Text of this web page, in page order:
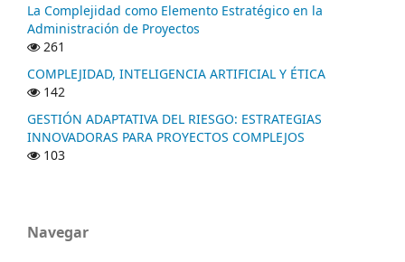
La Complejidad como Elemento Estratégico en la
Administración de Proyectos
261
COMPLEJIDAD, INTELIGENCIA ARTIFICIAL Y ÉTICA
142
GESTIÓN ADAPTATIVA DEL RIESGO: ESTRATEGIAS
INNOVADORAS PARA PROYECTOS COMPLEJOS
103
Navegar